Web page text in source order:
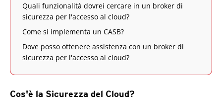
Quali funzionalità dovrei cercare in un broker di
sicurezza per l'accesso al cloud?
Come si implementa un CASB?
Dove posso ottenere assistenza con un broker di
sicurezza per l'accesso al cloud?
Cos'è la Sicurezza del Cloud?